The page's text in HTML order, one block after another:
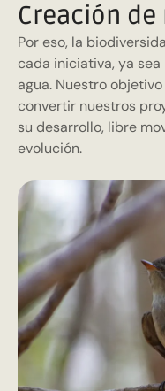
Creación
Por eso, la
cada iniciativa, ya
agua. Nuestro
convertir nuestros
su desarrollo, libre
evolución.